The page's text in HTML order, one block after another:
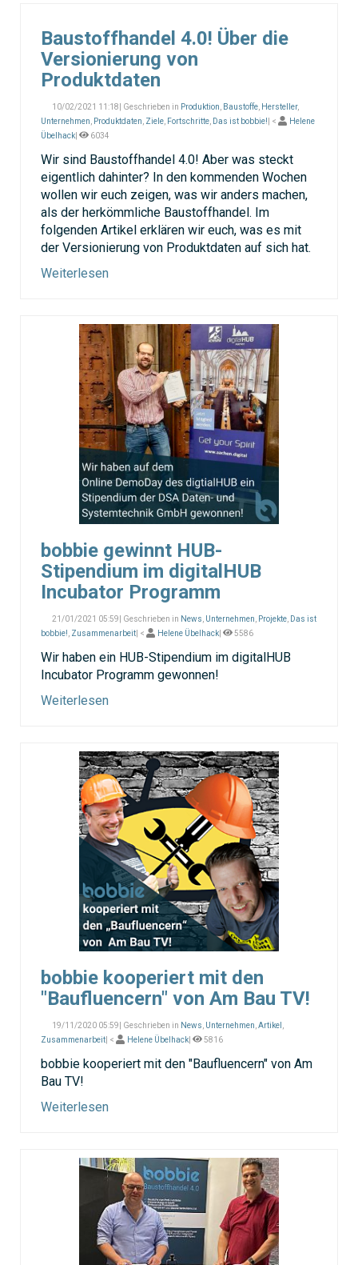
Baustoffhandel 4.0! Über die
Versionierung von
Produktdaten
10/02/2021 11:18| Geschrieben in Produktion Baustoffe Hersteller,
Unternehmen
Produktdaten Ziele Fortschritte Das ist bobbie! | <
Helene
Übelhack
6034
Wir sind Baustoffhandel 4.0! Aber was steckt
eigentlich dahinter? In den kommenden Wochen
wollen wir euch zeigen, was wir anders machen,
als der herkömmliche Baustoffhandel. Im
folgenden Artikel erklären wir euch, was es mit
der Versionierung von Produktdaten auf sich hat.
Weiterlesen
bobbie gewinnt HUB-
Stipendium im digitalHUB
Incubator Programm
21/01/2021 05:59| Geschrieben in News Unternehmen Projekte Das ist
bobbie! Zusammenarbeit | < Helene Übelhack 5586
Wir haben ein HUB-Stipendium im digitalHUB
Incubator Programm gewonnen!
Weiterlesen
bobbie kooperiert mit den
"Baufluencern" von Am Bau TV!
19/11/2020 05:59| Geschrieben in News Unternehmen Artikel
Zusammenarbeit | < Helene Übelhack 5816
bobbie kooperiert mit den "Baufluencern" von Am
Bau TV!
Weiterlesen